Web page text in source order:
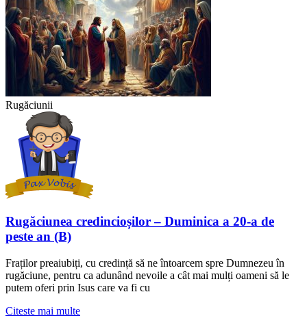
Rugăciunii
Rugăciunea credincioșilor – Duminica a 20-a de
peste an (B)
Fraților preaiubiți, cu credință să ne întoarcem spre Dumnezeu în
rugăciune, pentru ca adunând nevoile a cât mai mulți oameni să le
putem oferi prin Isus care va fi cu
Citeste mai multe